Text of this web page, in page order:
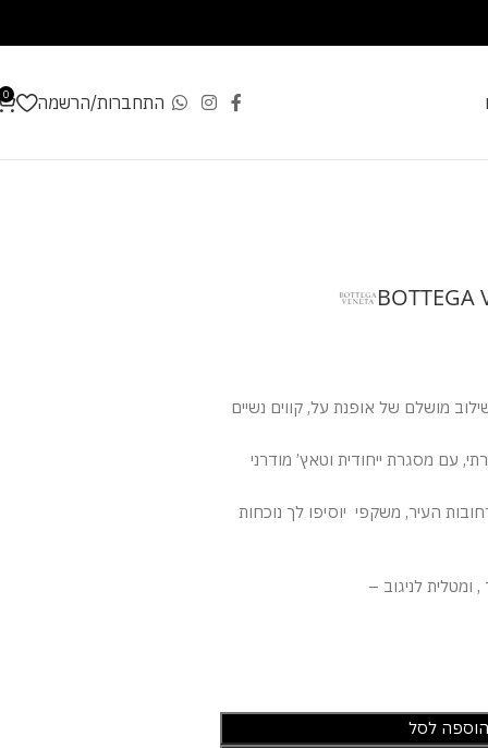
התחברות/הרשמה 0
BOTTEGA
מושלם של אופנת על, קווים נשיים
עם מסגרת ייחודית וטאץ’ מודרני
העיר, משקפי יוסיפו לך נוכחות
לניגוב –
הוספה לסל